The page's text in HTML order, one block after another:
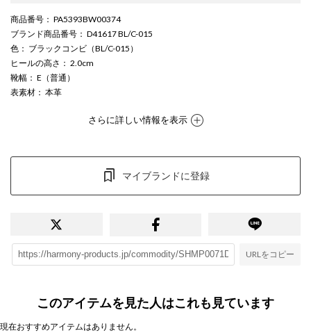
商品番号 ： PA5393BW00374
ブランド商品番号 ： D41617 BL/C-015
色 ： ブラックコンビ（BL/C-015）
ヒールの高さ ： 2.0cm
靴幅 ： E（普通）
表素材 ： 本革
さらに詳しい情報を表示
マイブランドに登録
URLをコピー
このアイテムを見た人はこれも見ています
現在おすすめアイテムはありません。